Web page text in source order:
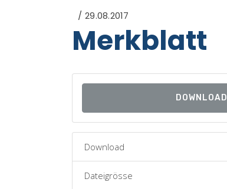
29.08.2017
Merkblatt
DOWNLOAD
Download
Dateigrösse